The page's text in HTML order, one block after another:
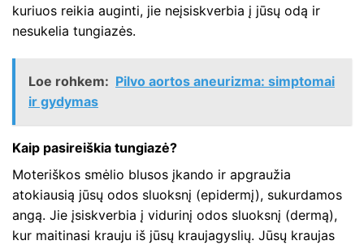
kuriuos reikia auginti, jie neįsiskverbia į jūsų odą ir
nesukelia tungiazės.
Loe rohkem: Pilvo aortos aneurizma: simptomai
ir gydymas
Kaip pasireiškia tungiazė?
Moteriškos smėlio blusos įkando ir apgraužia
atokiausią jūsų odos sluoksnį (epidermį), sukurdamos
angą. Jie įsiskverbia į vidurinį odos sluoksnį (dermą),
kur maitinasi krauju iš jūsų kraujagyslių. Jūsų kraujas